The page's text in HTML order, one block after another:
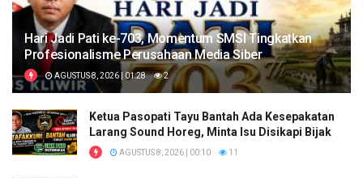
Hari Jadi Pati ke-703, Momentum SMSI Tingkatkan
Profesionalisme Perusahaan Media Siber
AGUSTUS 8, 2026 | 01:28 2
Ketua Pasopati Tayu Bantah Ada Kesepakatan
Larang Sound Horeg, Minta Isu Disikapi Bijak
AGUSTUS 8, 2026 | 00:10 11